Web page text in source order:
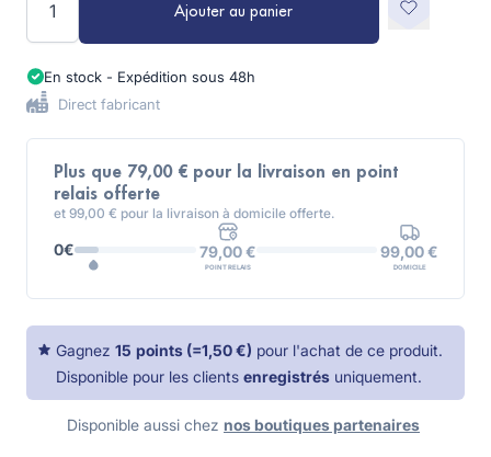
Ajouter au panier
En stock - Expédition sous 48h
Direct fabricant
Plus que 79,00 € pour la livraison en point
relais offerte
et 99,00 € pour la livraison à domicile offerte.
0€ 79,00 €
POINT RELAIS
99,00 €
DOMICILE
Gagnez 15 points (=1,50 €) pour l'achat de ce produit.
Disponible pour les clients enregistrés uniquement.
Disponible aussi chez nos boutiques partenaires